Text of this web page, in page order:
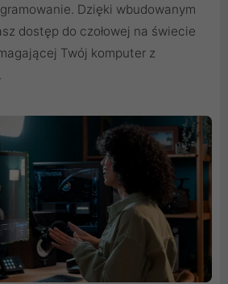
Dzięki wbudowanym
dostęp do czołowej na świecie
Twój komputer z